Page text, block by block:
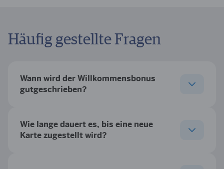
Häufig gestellte Fragen
Wann wird der Willkommensbonus
gutgeschrieben?
Wie lange dauert es, bis eine neue
Karte zugestellt wird?